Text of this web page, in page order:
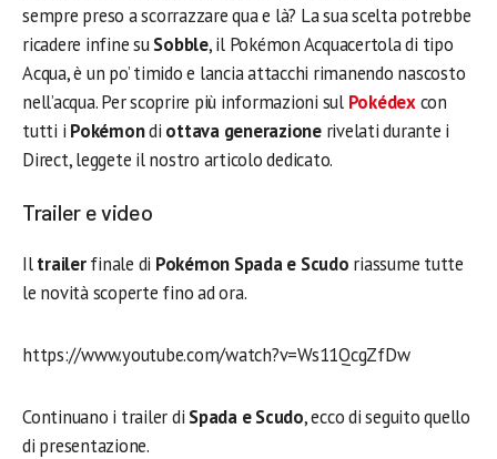
sempre preso a scorrazzare qua e là? La sua scelta potrebbe
ricadere infine suSobble, il Pokémon Acquacertola di tipo
Acqua, è un po’ timido e lancia attacchi rimanendo nascosto
nell’acqua. Per scoprire più informazioni sul Pokédexcon
tutti i Pokémondi ottava generazione rivelati durante i
Direct, leggete il nostro articolo dedicato.
Trailer e video
Iltrailerfinale di Pokémon Spada e Scudo riassume tutte
le novità scoperte fino ad ora.
https://www.youtube.com/watch?v=Ws11QcgZfDw
Continuano i trailer di Spada e Scudo, ecco di seguito quello
di presentazione.